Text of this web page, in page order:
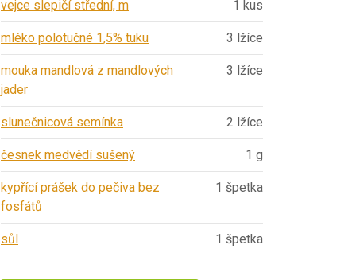
vejce slepičí střední, m 1 kus
mléko polotučné 1,5% tuku 3 lžíce
mouka mandlová z mandlových
jader
3 lžíce
slunečnicová semínka 2 lžíce
česnek medvědí sušený 1 g
kypřící prášek do pečiva bez
fosfátů
1 špetka
sůl 1 špetka